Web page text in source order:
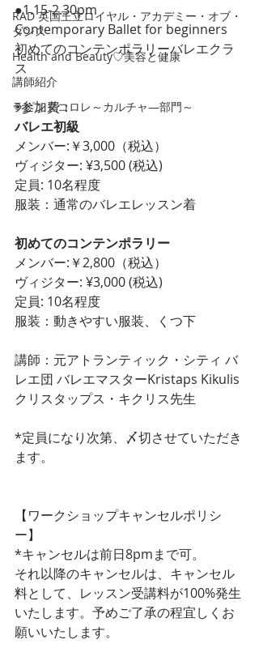
RAD 英国王立ロイヤル・アカデミー・オブ・
ダンス
Health and Beauty♡美容と健康
講師紹介
ラピンヌコロレ～カルチャ―部門～
●1.15-2.30pm
Contemporary Ballet for beginners
初めてのコンテンポラリーバレエクラ
ス
◉参加費：
バレエ初級
メンバー:￥3,000（税込）
ヴィジター: ¥3,500 (税込)
定員: 10名程度
服装：通常のバレエレッスン着
初めてのコンテンポラリー
メンバー:￥2,800（税込）
ヴィジター: ¥3,000 (税込)
定員: 10名程度
服装：動きやすい服装、くつ下
講師：元アトランティック・シティ バ
レエ団 バレエマスターKristaps Kikulis
クリスタップス・キクリス先生
*定員になり次第、〆切させていただき
ます。
【ワークショップキャンセルポリシ
ー】
*キャンセルは前日8pmまで可。
それ以降のキャンセルは、キャンセル
料として、レッスン受講料が100%発生
いたします。予めご了承の程宜しくお
願いいたします。